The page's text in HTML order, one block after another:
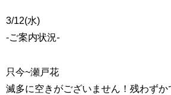
3/12(水)
-ご案内状況-
只今~瀬戸花
滅多に空きがございません！残わずか